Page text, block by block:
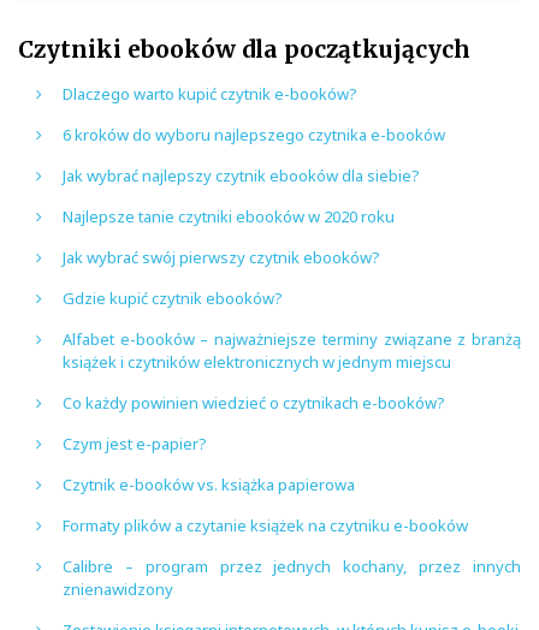
Czytniki ebooków dla początkujących
Dlaczego warto kupić czytnik e-booków?
6 kroków do wyboru najlepszego czytnika e-booków
Jak wybrać najlepszy czytnik ebooków dla siebie?
Najlepsze tanie czytniki ebooków w 2020 roku
Jak wybrać swój pierwszy czytnik ebooków?
Gdzie kupić czytnik ebooków?
Alfabet e-booków – najważniejsze terminy związane z branżą
książek i czytników elektronicznych w jednym miejscu
Co każdy powinien wiedzieć o czytnikach e-booków?
Czym jest e-papier?
Czytnik e-booków vs. książka papierowa
Formaty plików a czytanie książek na czytniku e-booków
Calibre – program przez jednych kochany, przez innych
znienawidzony